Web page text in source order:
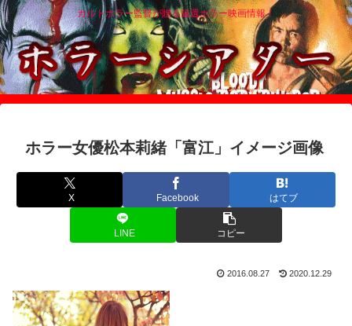
カルトホラー監督が贈る厳選ホラー映画情報！
ホラー女優松本莉緒「富江」イメージ画像
X Facebook はてブ
LINE コピー
2016.08.27 2020.12.29